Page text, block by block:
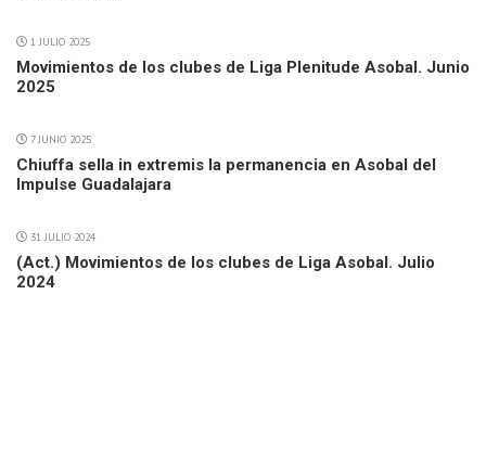
1 JULIO 2025
Movimientos de los clubes de Liga Plenitude Asobal. Junio
2025
7 JUNIO 2025
Chiuffa sella in extremis la permanencia en Asobal del
Impulse Guadalajara
31 JULIO 2024
(Act.) Movimientos de los clubes de Liga Asobal. Julio
2024